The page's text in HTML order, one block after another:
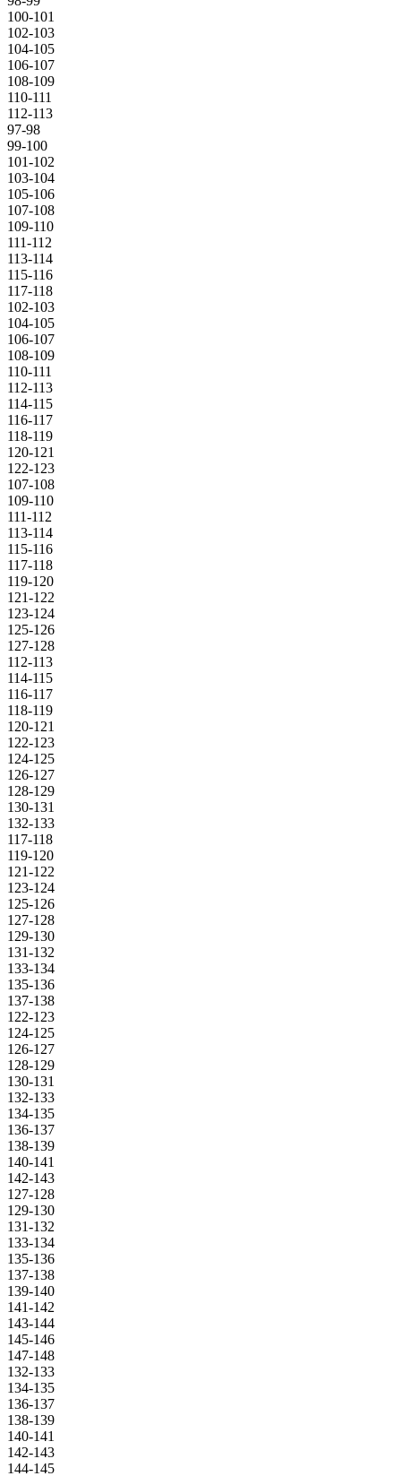
100-101
102-103
104-105
106-107
108-109
110-111
112-113
97-98
99-100
101-102
103-104
105-106
107-108
109-110
111-112
113-114
115-116
117-118
102-103
104-105
106-107
108-109
110-111
112-113
114-115
116-117
118-119
120-121
122-123
107-108
109-110
111-112
113-114
115-116
117-118
119-120
121-122
123-124
125-126
127-128
112-113
114-115
116-117
118-119
120-121
122-123
124-125
126-127
128-129
130-131
132-133
117-118
119-120
121-122
123-124
125-126
127-128
129-130
131-132
133-134
135-136
137-138
122-123
124-125
126-127
128-129
130-131
132-133
134-135
136-137
138-139
140-141
142-143
127-128
129-130
131-132
133-134
135-136
137-138
139-140
141-142
143-144
145-146
147-148
132-133
134-135
136-137
138-139
140-141
142-143
144-145